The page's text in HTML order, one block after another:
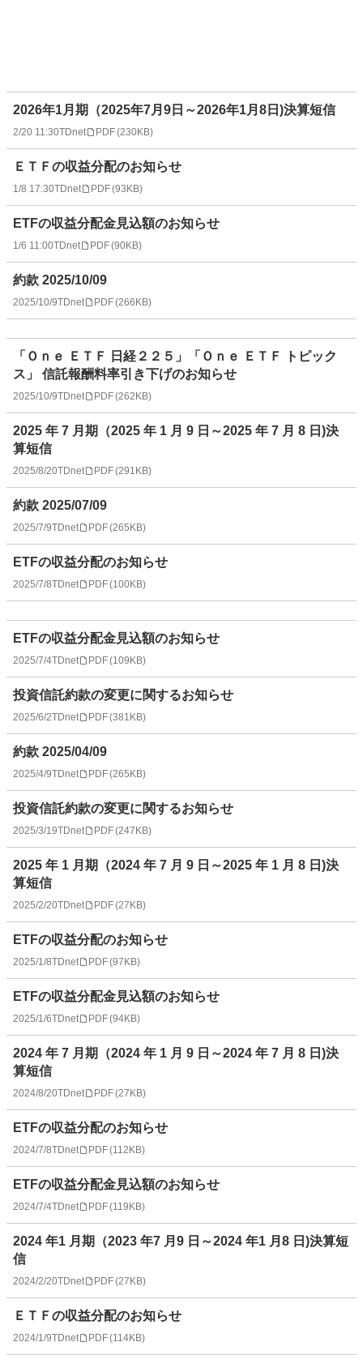
2026年1月期（2025年7月9日～2026年1月8日)決算短信
2/20 11:30TDnet PDF(230KB)
ＥＴＦの収益分配のお知らせ
1/8 17:30TDnet PDF(93KB)
ETFの収益分配金見込額のお知らせ
1/6 11:00TDnet PDF(90KB)
約款 2025/10/09
2025/10/9TDnet PDF(266KB)
「Ｏｎｅ ＥＴＦ 日経２２５」「Ｏｎｅ ＥＴＦ トピック
ス」 信託報酬料率引き下げのお知らせ
2025/10/9TDnet PDF(262KB)
2025 年 7 月期（2025 年 1 月 9 日～2025 年 7 月 8 日)決
算短信
2025/8/20TDnet PDF(291KB)
約款 2025/07/09
2025/7/9TDnet PDF(265KB)
ETFの収益分配のお知らせ
2025/7/8TDnet PDF(100KB)
ETFの収益分配金見込額のお知らせ
2025/7/4TDnet PDF(109KB)
投資信託約款の変更に関するお知らせ
2025/6/2TDnet PDF(381KB)
約款 2025/04/09
2025/4/9TDnet PDF(265KB)
投資信託約款の変更に関するお知らせ
2025/3/19TDnet PDF(247KB)
2025 年 1 月期（2024 年 7 月 9 日～2025 年 1 月 8 日)決
算短信
2025/2/20TDnet PDF(27KB)
ETFの収益分配のお知らせ
2025/1/8TDnet PDF(97KB)
ETFの収益分配金見込額のお知らせ
2025/1/6TDnet PDF(94KB)
2024 年 7 月期（2024 年 1 月 9 日～2024 年 7 月 8 日)決
算短信
2024/8/20TDnet PDF(27KB)
ETFの収益分配のお知らせ
2024/7/8TDnet PDF(112KB)
ETFの収益分配金見込額のお知らせ
2024/7/4TDnet PDF(119KB)
2024 年1 月期（2023 年7 月9 日～2024 年1 月8 日)決算短
信
2024/2/20TDnet PDF(27KB)
ＥＴＦの収益分配のお知らせ
2024/1/9TDnet PDF(114KB)